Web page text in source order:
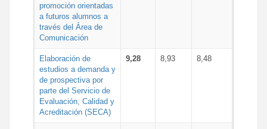
promoción orientadas
a futuros alumnos a
través del Área de
Comunicación
Elaboración de
estudios a demanda y
de prospectiva por
parte del Servicio de
Evaluación, Calidad y
Acreditación (SECA)
9,28 8,93 8,48